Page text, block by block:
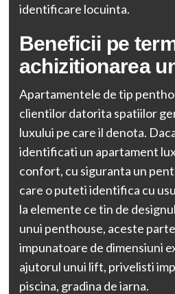
identificare locuinta.
Beneficii pe
achizitionarea
Apartamentele de tip
clientilor datorita spatiilor
luxului pe care il denota.
identificati un apartament
confort, cu siguranta un
care o puteti identifica cu
la elemente ce tin de
unui penthouse, aceste
impunatoare de dimensiuni
ajutorul unui lift, privelisti
piscina, gradina de iarna.